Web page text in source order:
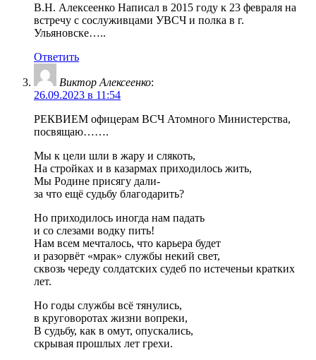
В.Н. Алексеенко Написал в 2015 году к 23 февраля на
встречу с сослуживцами УВСЧ и полка в г.
Ульяновске…..
Ответить
Виктор Алексеенко:
26.09.2023 в 11:54
РЕКВИЕМ офицерам ВСЧ Атомного Министерства,
посвящаю…….
Мы к цели шли в жару и слякоть,
На стройках и в казармах приходилось жить,
Мы Родине присягу дали-
за что ещё судьбу благодарить?
Но приходилось иногда нам падать
и со слезами водку пить!
Нам всем мечталось, что карьера будет
и разорвёт «мрак» службы некий свет,
сквозь череду солдатских судеб по истеченьи кратких
лет.
Но годы службы всё тянулись,
в круговоротах жизни вопреки,
В судьбу, как в омут, опускались,
скрывая прошлых лет грехи.